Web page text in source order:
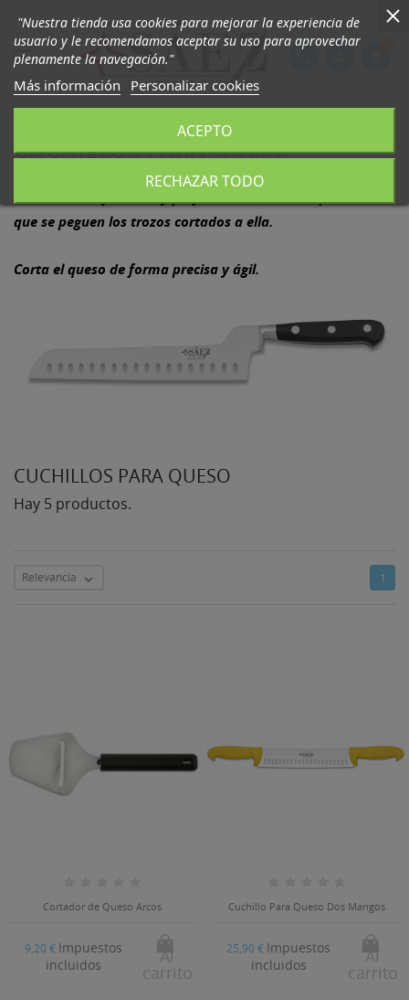

CUCHILLOS PARA QUESO
que se peguen los trozos cortados a ella.
Corta el queso de forma precisa y ágil.
CUCHILLOS PARA QUESO
Hay 5 productos.
Relevancia  1
Cortador de Queso Arcos
9,20 € Impuestos
incluidos
Al
carrito
Cuchillo Para Queso Dos Mangos
25,90 € Impuestos
incluidos
Al
carrito
"Nuestra tienda usa cookies para mejorar la experiencia de
usuario y le recomendamos aceptar su uso para aprovechar
plenamente la navegación."
Más información Personalizar cookies
RECHAZAR TODO
ACEPTO